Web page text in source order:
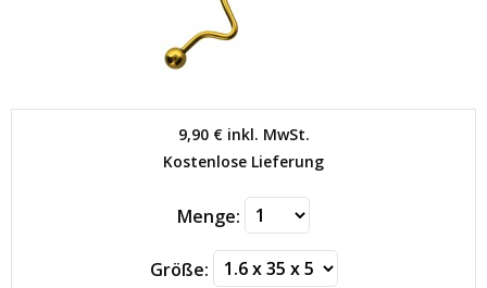
9,90 €inkl. MwSt.
Kostenlose Lieferung
Menge:
Größe: